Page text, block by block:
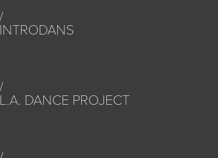
INTRODANS
L.A. DANCE PROJECT